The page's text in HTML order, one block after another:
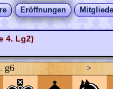
Eröffnungen
4. Lg2)
g6 >